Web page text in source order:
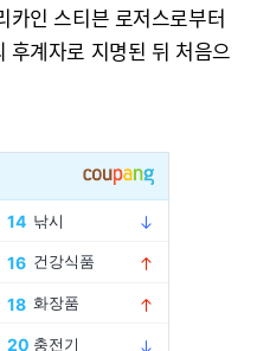
카인 스티븐 로저스로부터
후계자로 지명된 뒤 처음으